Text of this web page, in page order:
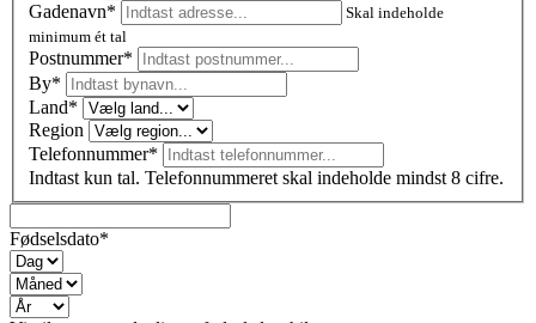
Gadenavn*
Skal indeholde
minimum ét tal
Postnummer*
By*
Land*
Region
Telefonnummer*
Indtast kun tal. Telefonnummeret skal indeholde mindst 8 cifre.
Fødselsdato*